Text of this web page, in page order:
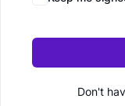
Don't